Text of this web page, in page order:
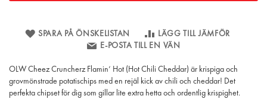
SPARA PÅ ÖNSKELISTAN
LÄGG TILL JÄMFÖR
E-POSTA TILL EN VÄN
OLW Cheez Cruncherz Flamin’ Hot (Hot Chili Cheddar) är krispiga och
grovmönstrade potatischips med en rejäl kick av chili och cheddar! Det
perfekta chipset för dig som gillar lite extra hetta och ordentlig krispighet.